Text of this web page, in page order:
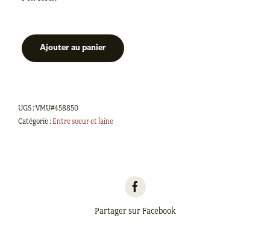
quantité
Bas
Ajouter au panier
UGS :VMU#458850
Catégorie : Entre soeur et laine
Partager sur Facebook